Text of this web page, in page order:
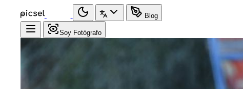
Blog
Soy Fotógrafo